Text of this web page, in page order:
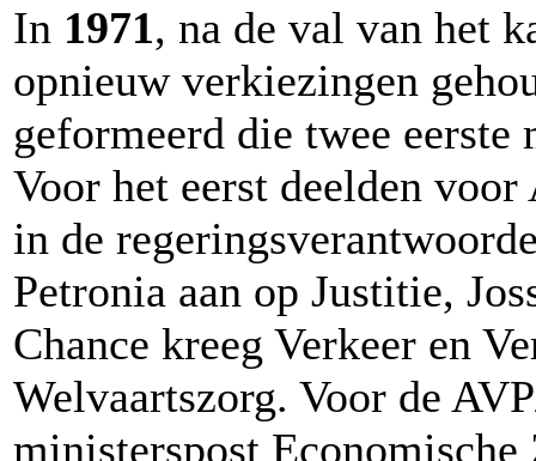
In 1971, na de val van het
opnieuw verkiezingen
geformeerd die twee
Voor het eerst deelden
in de
Petronia aan op Justitie,
Chance kreeg Verkeer en
Welvaartszorg. Voor de
ministerspost Economische